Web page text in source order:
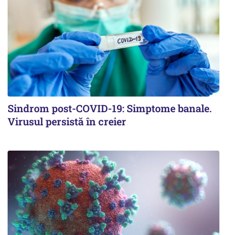
Sindrom post-COVID-19: Simptome banale.
Virusul persistă în creier